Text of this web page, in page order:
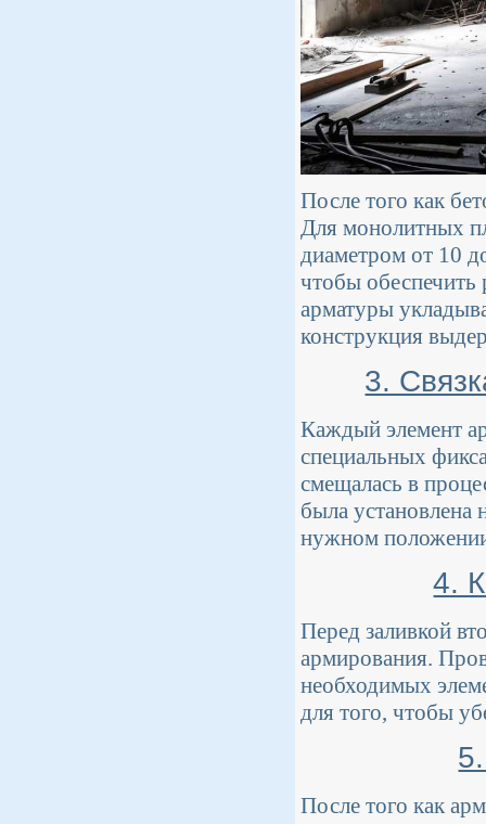
После того как
Для монолитных
диаметром от 10
чтобы обеспечить
арматуры
конструкция
3.
Каждый элемент
специальных
смещалась в
была установлена
нужном
4.
Перед заливкой
армирования.
необходимых
для того, чтобы
После того как